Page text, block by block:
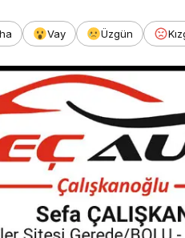
Vay Üzgün